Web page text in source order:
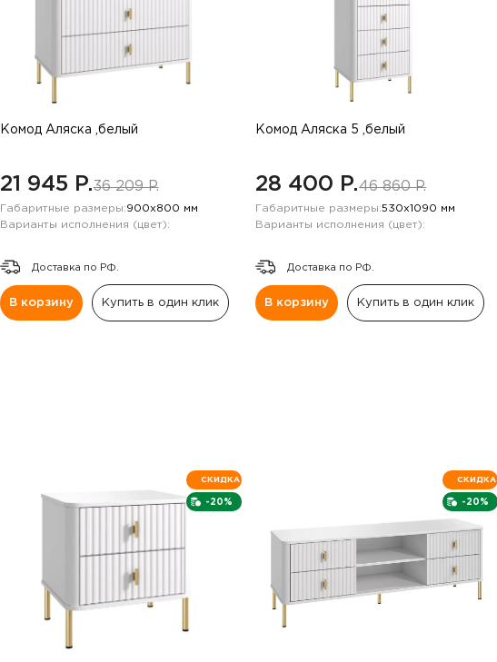
Комод Аляска ,белый
21 945 P.36 209 P.
Габаритные размеры:900х800 мм
Варианты исполнения (цвет):
Доставка по РФ.
В корзину Купить в один клик
Комод Аляска 5 ,белый
28 400 P.46 860 P.
Габаритные размеры:530х1090 мм
Варианты исполнения (цвет):
Доставка по РФ.
В корзину Купить в один клик
-20%
СКИДКА
-20%
СКИДКА